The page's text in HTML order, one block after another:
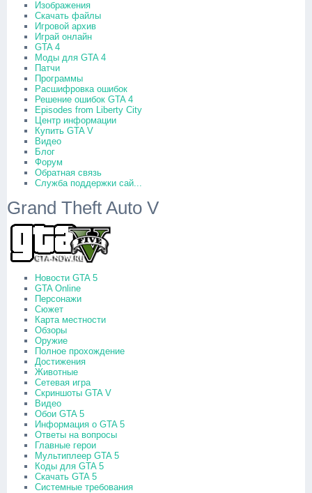
Изображения
Скачать файлы
Игровой архив
Играй онлайн
GTA 4
Моды для GTA 4
Патчи
Программы
Расшифровка ошибок
Решение ошибок GTA 4
Episodes from Liberty City
Центр информации
Купить GTA V
Видео
Блог
Форум
Обратная связь
Служба поддержки сай...
Grand Theft Auto V
Новости GTA 5
GTA Online
Персонажи
Сюжет
Карта местности
Обзоры
Оружие
Полное прохождение
Достижения
Животные
Сетевая игра
Скриншоты GTA V
Видео
Обои GTA 5
Информация о GTA 5
Ответы на вопросы
Главные герои
Мультиплеер GTA 5
Коды для GTA 5
Скачать GTA 5
Системные требования